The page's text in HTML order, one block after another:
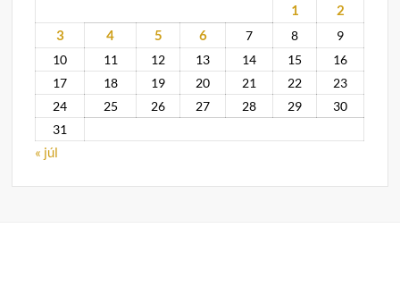
1
2
3
4 5 6 7 8
9
10
11 12 13 14 15
16
17
18 19 20 21 22
23
24
25 26 27 28 29
30
31
« júl